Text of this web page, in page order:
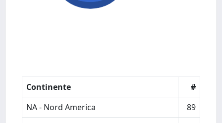
Continente
#
NA - Nord America
89